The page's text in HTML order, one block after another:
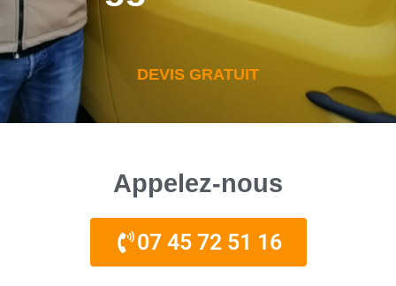
DEVIS GRATUIT
Appelez-nous
07 45 72 51 16